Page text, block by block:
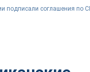
подписали соглашения по